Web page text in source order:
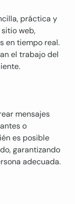
práctica y
web,
en tiempo real.
el trabajo del
mensajes
o
es posible
garantizando
adecuada.